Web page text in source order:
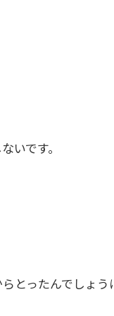
いです。
とったんでしょう